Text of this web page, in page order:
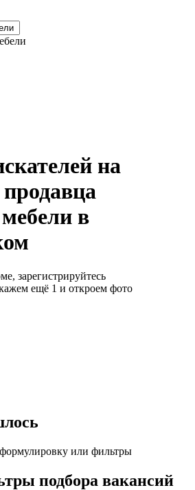
на
в
зарегистрируйтесь
ещё 1 и откроем фото
или фильтры
подбора вакансий